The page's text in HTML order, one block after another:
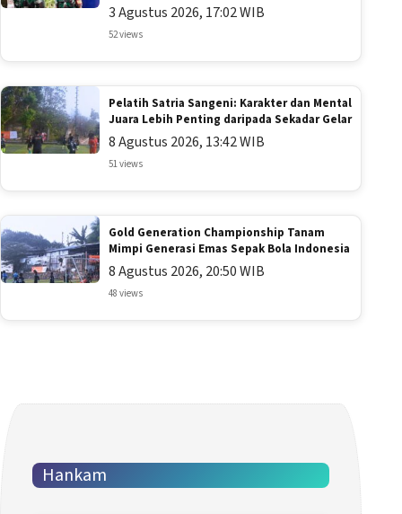
3 Agustus 2026, 17:02 WIB
52 views
Pelatih Satria Sangeni: Karakter dan Mental
Juara Lebih Penting daripada Sekadar Gelar
8 Agustus 2026, 13:42 WIB
51 views
Gold Generation Championship Tanam
Mimpi Generasi Emas Sepak Bola Indonesia
8 Agustus 2026, 20:50 WIB
48 views
Hankam